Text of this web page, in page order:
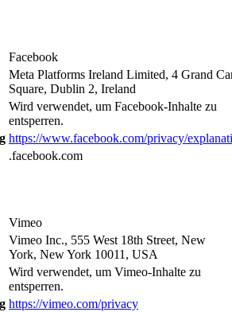
Facebook
Meta Platforms Ireland Limited, 4 Grand
Square, Dublin 2, Ireland
Wird verwendet, um Facebook-Inhalte zu
entsperren.
https://www.facebook.com/privacy/
.facebook.com
Vimeo
Vimeo Inc., 555 West 18th Street, New
York, New York 10011, USA
Wird verwendet, um Vimeo-Inhalte zu
entsperren.
https://vimeo.com/privacy